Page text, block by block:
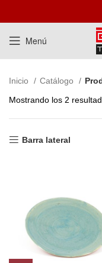
Menú
Inicio Catálogo
Mostrando los 2
Barra lateral